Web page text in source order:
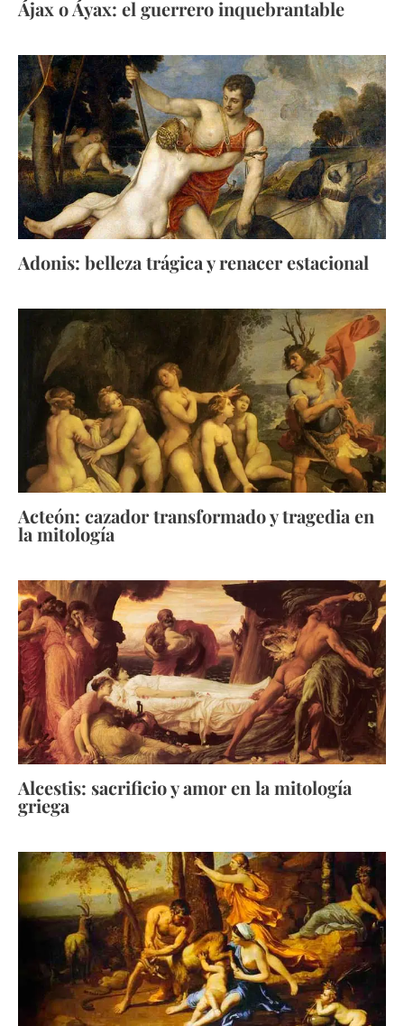
Ájax o Áyax: el guerrero inquebrantable
Adonis: belleza trágica y renacer estacional
Acteón: cazador transformado y tragedia en
la mitología
Alcestis: sacrificio y amor en la mitología
griega